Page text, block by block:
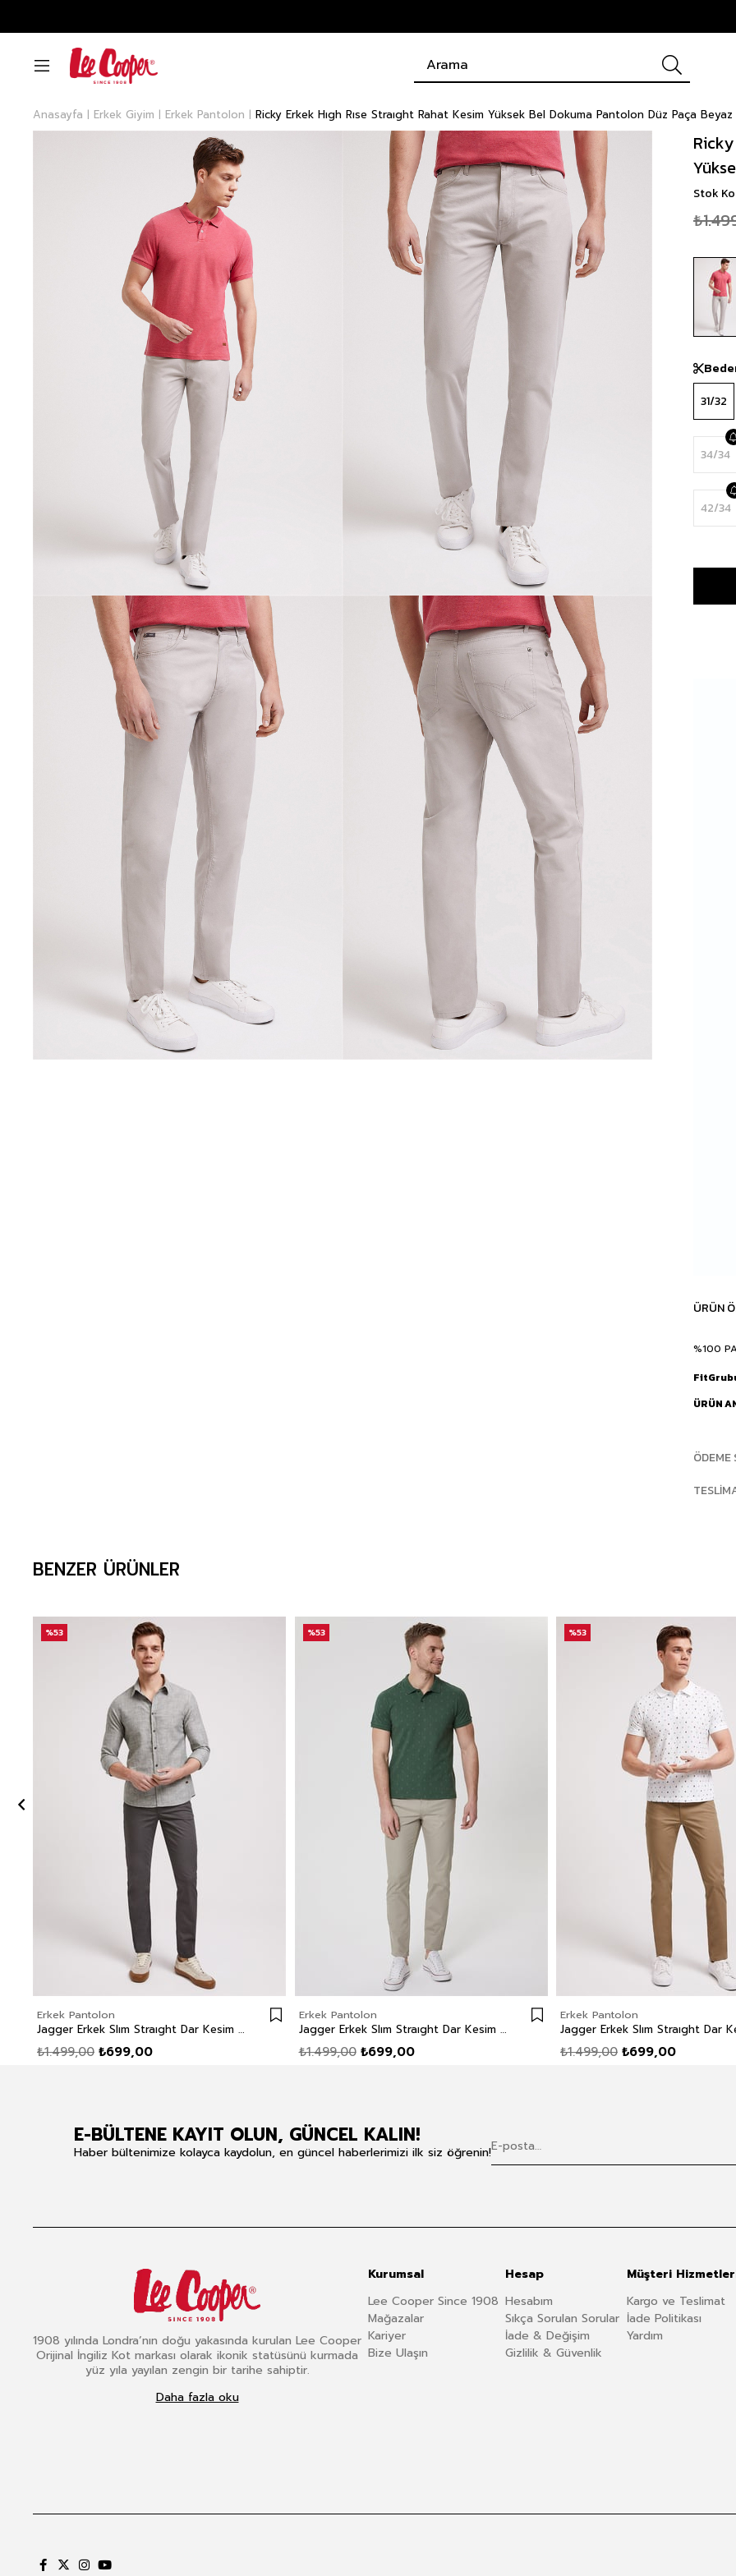
Anasayfa Erkek Giyim Erkek Pantolon Ricky Erkek Hıgh Rıse Straıght Rahat Kesim Yüksek Bel Dokuma Pantolon Düz Paça Beyaz
Stok
31/32
34/34
42/34
ÜRÜN
%100
ÜRÜN
ÖDEME
BENZER ÜRÜNLER
Erkek Pantolon
Jagger Erkek Slım Straıght Dar Kesim Normal Bel Dokuma Pantolon Düz Paça Yeşil
₺699,00
₺1.499,00
%53
Erkek Pantolon
Jagger Erkek Slım Straıght Dar Kesim Normal Bel Dokuma Pantolon Düz Paça Beyaz
₺699,00
₺1.499,00
%53
Erkek Pantolon
₺699,00
₺1.499,00
%53
E-BÜLTENE KAYIT OLUN, GÜNCEL KALIN!
Haber bültenimize kolayca kaydolun, en güncel haberlerimizi ilk siz öğrenin!
1908 yılında Londra’nın doğu yakasında kurulan Lee Cooper
Orijinal İngiliz Kot markası olarak ikonik statüsünü kurmada
yüz yıla yayılan zengin bir tarihe sahiptir.
Daha fazla oku
Kurumsal
Lee Cooper Since 1908
Mağazalar
Kariyer
Bize Ulaşın
Hesap
Hesabım
Sıkça Sorulan Sorular
İade & Değişim
Gizlilik & Güvenlik
Müşteri
Kargo ve Teslimat
İade Politikası
Yardım